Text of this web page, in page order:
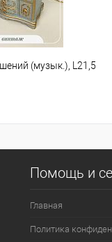
(музык.), L21,5
Помощь и
Главная
Политика